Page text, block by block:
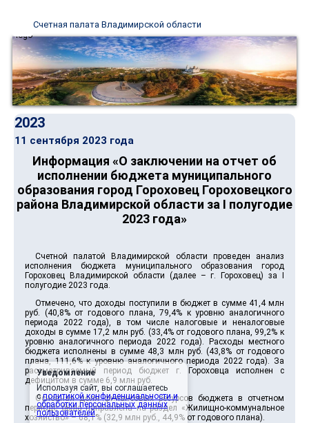
Счетная палата Владимирской области
2023
11 сентября 2023 года
Информация «О заключении на отчет об
исполнении бюджета муниципального
образования город Гороховец Гороховецкого
района Владимирской области за I полугодие
2023 года»
Счетной палатой Владимирской области проведен анализ
исполнения бюджета муниципального образования город
Гороховец Владимирской области (далее – г. Гороховец) за I
полугодие 2023 года.
Отмечено, что доходы поступили в бюджет в сумме 41,4 млн
руб. (40,8% от годового плана, 79,4% к уровню аналогичного
периода 2022 года), в том числе налоговые и неналоговые
доходы в сумме 17,2 млн руб. (33,4% от годового плана, 99,2% к
уровню аналогичного периода 2022 года). Расходы местного
бюджета исполнены в сумме 48,3 млн руб. (43,8% от годового
плана, 111,6% к уровню аналогичного периода 2022 года). За
рассматриваемый период бюджет г. Гороховца исполнен с
дефицитом в сумме 6,9 млн руб.
Основная доля финансовых ресурсов бюджета в отчетном
периоде была направлена на раздел «Жилищно-коммунальное
хозяйство» – 68,1% (32,9 млн руб., 44,9% от годового плана).
Уведомление
Используя сайт, вы соглашаетесь
сполитикой конфиденциальности и
обработки персональных данных
пользователей.